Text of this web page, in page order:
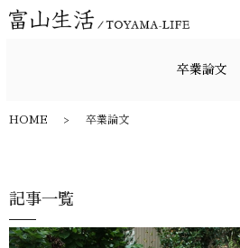
卒業論文
HOME 卒業論文
記事一覧